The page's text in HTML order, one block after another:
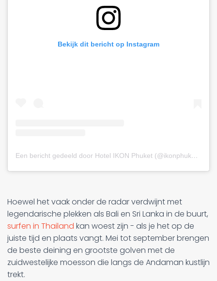
Bekijk dit bericht op Instagram
Een bericht gedeeld door Hotel IKON Phuket (@ikonphuket)
Hoewel het vaak onder de radar verdwijnt met
legendarische plekken als Bali en Sri Lanka in de buurt,
surfen in Thailand kan woest zijn - als je het op de
juiste tijd en plaats vangt. Mei tot september brengen
de beste deining en grootste golven met de
zuidwestelijke moesson die langs de Andaman kustlijn
trekt.